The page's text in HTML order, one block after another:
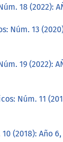
18 (2022):
Núm. 13
19 (2022):
Núm. 11
(2018): Año 6,